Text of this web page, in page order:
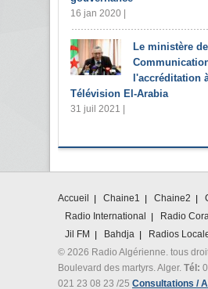
16 jan 2020 |
Le ministère
l'accréditation
Télévision El-Arabia
31 juil 2021 |
Accueil Chaine1 Chaine2
Radio International
Radio
Jil FM
Bahdja
Radios
© 2026 Radio Algérienne. tous
Boulevard des martyrs. Alger. Tél:
021 23 08 23 /25 Consultations /